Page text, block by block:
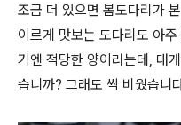
조금 더 있으면 봄도다리가
이르게 맛보는 도다리도 아
기엔 적당한 양이라는데, 대
습니까? 그래도 싹 비웠습니